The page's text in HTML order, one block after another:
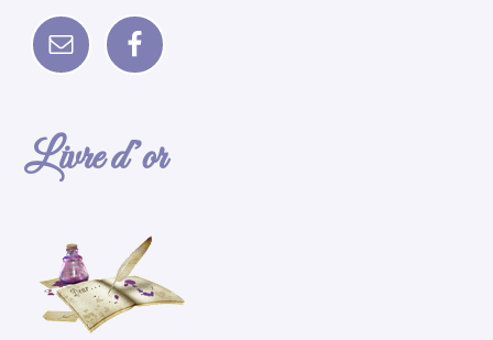
Livre d’or